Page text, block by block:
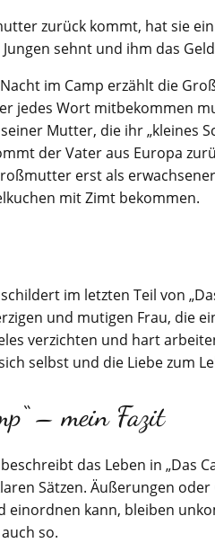
zurück kommt, hat sie
sehnt und ihm das
im Camp erzählt die
jedes Wort mitbekommen
Mutter, die ihr „kleines
der Vater aus Europa
erst als
mit Zimt bekommen.
im letzten Teil von
und mutigen Frau, die
verzichten und hart
selbst und die Liebe zum
– mein Fazit
das Leben in „Das
Sätzen. Äußerungen
einordnen kann, bleiben
so.